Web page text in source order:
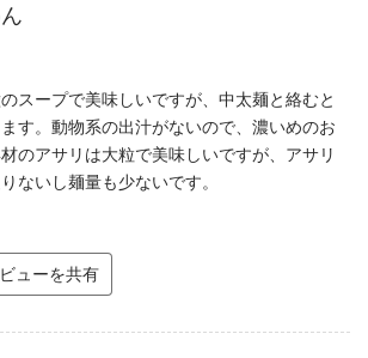
スープで美味しいですが、中太麺と絡むと
す。動物系の出汁がないので、濃いめのお
のアサリは大粒で美味しいですが、アサリ
ないし麺量も少ないです。
ューを共有